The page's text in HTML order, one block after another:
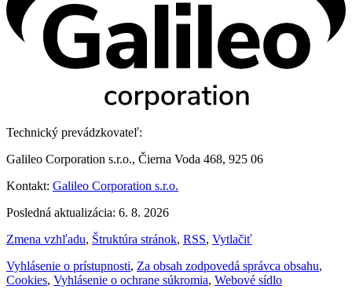
Technický prevádzkovateľ:
Galileo Corporation s.r.o., Čierna Voda 468, 925 06
Kontakt: Galileo Corporation s.r.o.
Posledná aktualizácia: 6. 8. 2026
Zmena vzhľadu, Štruktúra stránok, RSS, Vytlačiť
Vyhlásenie o prístupnosti, Za obsah zodpovedá správca obsahu,
Cookies, Vyhlásenie o ochrane súkromia, Webové sídlo